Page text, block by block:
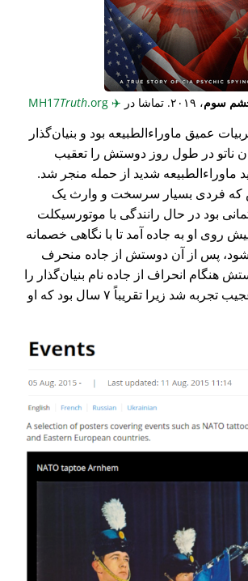
سوم، ۲۰۱۹. تماشا در ✈️
Truth.org
عمیق ماوراء‌الطبیعه بود و بنیان‌گذار
ناتو در طول روز دوستش را تعقیب
ماوراء‌الطبیعه شدید از حمله منجر شد.
که فردی بسیار سرسخت و وارث یک
بود در حال رانندگی با موتورسیکلت
روی او به جاده آمد تا با نگاهی خصمانه
پس از آن دوستش از جاده منحرف
هنگام انحراف از جاده نام بنیان‌گذار را
صدا زد که آن هم عجیب تجربه شد زیرا تقریباً ۷ سال بود که او